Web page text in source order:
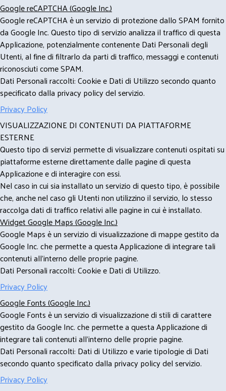
Google reCAPTCHA (Google Inc.)
Google reCAPTCHA è un servizio di protezione dallo SPAM fornito
da Google Inc. Questo tipo di servizio analizza il traffico di questa
Applicazione, potenzialmente contenente Dati Personali degli
Utenti, al fine di filtrarlo da parti di traffico, messaggi e contenuti
riconosciuti come SPAM.
Dati Personali raccolti: Cookie e Dati di Utilizzo secondo quanto
specificato dalla privacy policy del servizio.
Privacy Policy
VISUALIZZAZIONE DI CONTENUTI DA PIATTAFORME
ESTERNE
Questo tipo di servizi permette di visualizzare contenuti ospitati su
piattaforme esterne direttamente dalle pagine di questa
Applicazione e di interagire con essi.
Nel caso in cui sia installato un servizio di questo tipo, è possibile
che, anche nel caso gli Utenti non utilizzino il servizio, lo stesso
raccolga dati di traffico relativi alle pagine in cui è installato.
Widget Google Maps (Google Inc.)
Google Maps è un servizio di visualizzazione di mappe gestito da
Google Inc. che permette a questa Applicazione di integrare tali
contenuti all'interno delle proprie pagine.
Dati Personali raccolti: Cookie e Dati di Utilizzo.
Privacy Policy
Google Fonts (Google Inc.)
Google Fonts è un servizio di visualizzazione di stili di carattere
gestito da Google Inc. che permette a questa Applicazione di
integrare tali contenuti all'interno delle proprie pagine.
Dati Personali raccolti: Dati di Utilizzo e varie tipologie di Dati
secondo quanto specificato dalla privacy policy del servizio.
Privacy Policy